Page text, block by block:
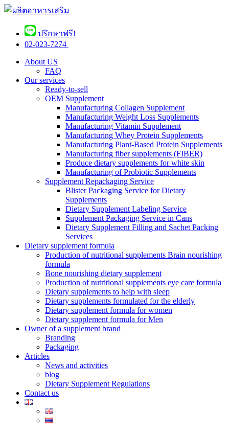
ปรึกษาฟรี!
02-023-7274 ​
About US
FAQ
Our services
Ready-to-sell
OEM Supplement
Manufacturing Collagen Supplement
Manufacturing Weight Loss Supplements
Manufacturing Vitamin Supplement
Manufacturing Whey Protein Supplements
Manufacturing Plant-Based Protein Supplements
Manufacturing fiber supplements (FIBER)
Produce dietary supplements for white skin
Manufacturing of Probiotic Supplements
Supplement Repackaging Service
Blister Packaging Service for Dietary
Supplements​
Dietary Supplement Labeling Service
Supplement Packaging Service in Cans
Dietary Supplement Filling and Sachet Packing
Services
Dietary supplement formula
Production of nutritional supplements Brain nourishing
formula
Bone nourishing dietary supplement
Production of nutritional supplements eye care formula
Dietary supplements to help with sleep
Dietary supplements formulated for the elderly
Dietary supplement formula for women
Dietary supplement formula for Men
Owner of a supplement brand
Branding
Packaging
Articles
News and activities
blog
Dietary Supplement Regulations
Contact us